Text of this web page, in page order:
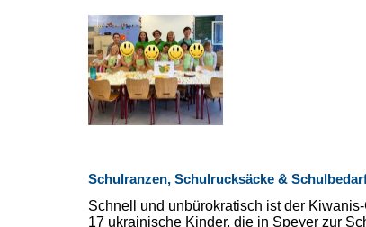
Schulranzen, Schulrucksäcke &
Schnell und unbürokratisch ist der
17 ukrainische Kinder, die in Speyer zur